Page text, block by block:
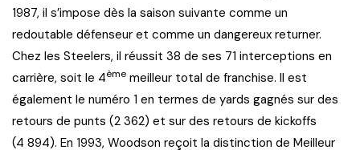
1987, il s’impose dès la saison suivante comme un
redoutable défenseur et comme un dangereux returner.
Chez les Steelers, il réussit 38 de ses 71 interceptions en
carrière, soit le 4ème meilleur total de franchise. Il est
également le numéro 1 en termes de yards gagnés sur des
retours de punts (2 362) et sur des retours de kickoffs
(4 894). En 1993, Woodson reçoit la distinction de Meilleur